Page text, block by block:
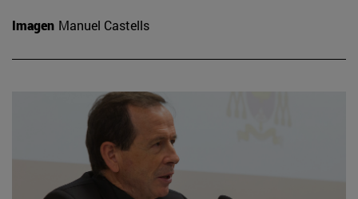
Imagen Manuel Castells